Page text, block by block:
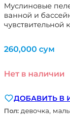
Муслиновые
ванной и
260,000 сум
Нет в наличии
ДОБАВИТЬ В
Пол: девочка,